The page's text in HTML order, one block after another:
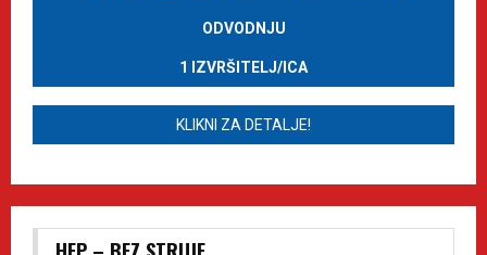
ODVODNJU
1 IZVRŠITELJ/ICA
KLIKNI ZA DETALJE!